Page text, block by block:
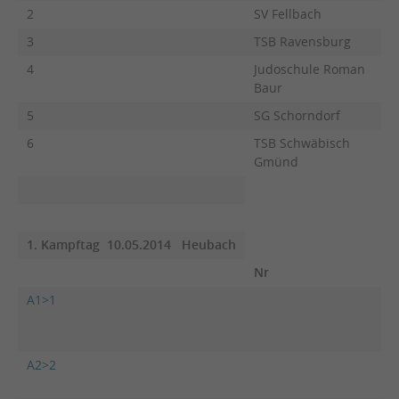
2
SV Fellbach
3
TSB Ravensburg
4
Judoschule Roman
Baur
5
SG Schorndorf
6
TSB Schwäbisch
Gmünd
1. Kampftag 10.05.2014 Heubach
Nr
A1>1
A2>2